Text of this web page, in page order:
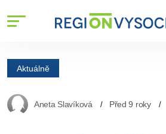
Aktuálně
Aneta Slavíková Před 9 roky